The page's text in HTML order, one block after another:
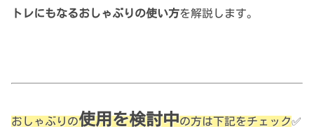
トレにもなるおしゃぶりの使い方を解説します。
おしゃぶりの使用を検討中の方は下記をチェック✅